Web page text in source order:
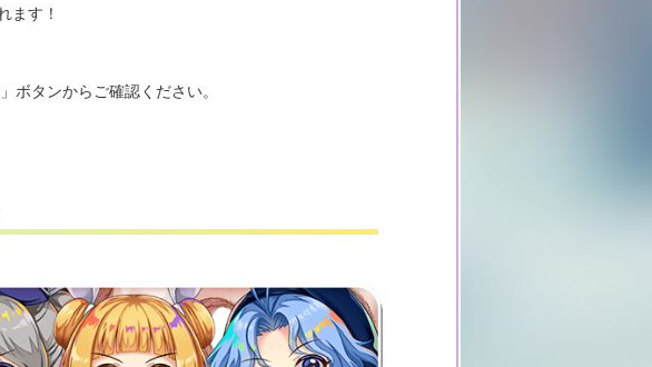
ます！
タンからご確認ください。